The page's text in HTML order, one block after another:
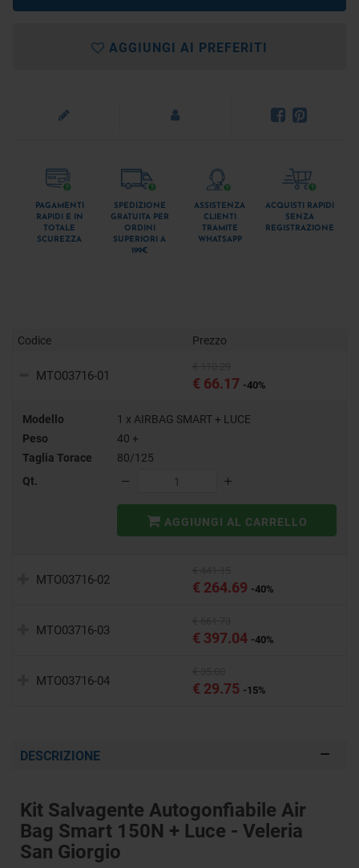
AGGIUNGI AI PREFERITI
PAGAMENTI
RAPIDI E IN
TOTALE
SCUREZZA
SPEDIZIONE
GRATUITA PER
ORDINI
SUPERIORI A
199€
ASSISTENZA
CLIENTI
TRAMITE
WHATSAPP
ACQUISTI RAPIDI
SENZA
REGISTRAZIONE
Codice Prezzo
MTO03716-01 € 66.17 -40%
Modello
1 x AIRBAG SMART + LUCE
Peso
40 +
Taglia Torace
80/125
Qt.
AGGIUNGI AL CARRELLO
MTO03716-02 € 264.69 -40%
MTO03716-03 € 397.04 -40%
MTO03716-04 € 29.75 -15%
DESCRIZIONE
Kit Salvagente Autogonfiabile Air
Bag Smart 150N + Luce - Veleria
San Giorgio